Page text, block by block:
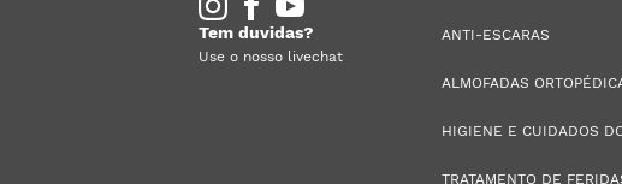
Tem duvidas?
Use o nosso livechat
ANTI-ESCARAS
ALMOFADAS
HIGIENE E CUIDADOS
TRATAMENTO DE